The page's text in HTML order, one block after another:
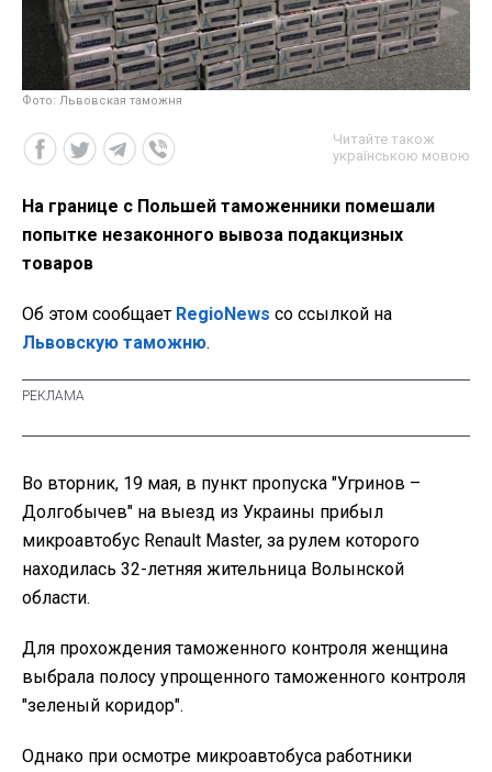
Фото: Львовская таможня
Читайте також
українською мовою
На границе с Польшей таможенники помешали
попытке незаконного вывоза подакцизных
товаров
Об этом сообщает RegioNews со ссылкой на
Львовскую таможню.
Во вторник, 19 мая, в пункт пропуска "Угринов –
Долгобычев" на выезд из Украины прибыл
микроавтобус Renault Master, за рулем которого
находилась 32-летняя жительница Волынской
области.
Для прохождения таможенного контроля женщина
выбрала полосу упрощенного таможенного контроля
"зеленый коридор".
Однако при осмотре микроавтобуса работники